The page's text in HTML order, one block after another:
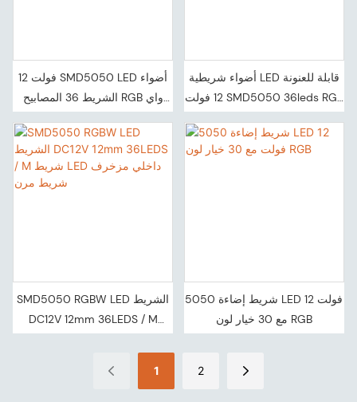
12 فولت SMD5050 LED أضواء
الشريط 36 المصابيح RGB واي
شريط ذكي لايت لغرفة المعيشة
أضواء شريطية LED قابلة للعنونة
12 فولت SMD5050 36leds RGB
عن بعد
SMD5050 RGBW LED الشريط
DC12V 12mm 36LEDS / M
5050 شريط إضاءة LED 12 فولت
مع 30 خيار لون RGB
1 2